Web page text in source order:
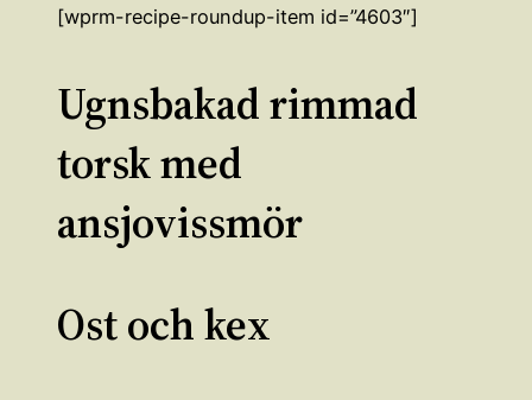
[wprm-recipe-roundup-item id=”4603″]
Ugnsbakad rimmad
torsk med
ansjovissmör
Ost och kex